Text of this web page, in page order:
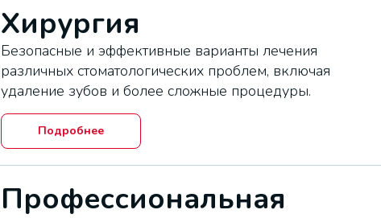
Хирургия
Безопасные и эффективные варианты лечения
различных стоматологических проблем, включая
удаление зубов и более сложные процедуры.
Подробнее
Профессиональная